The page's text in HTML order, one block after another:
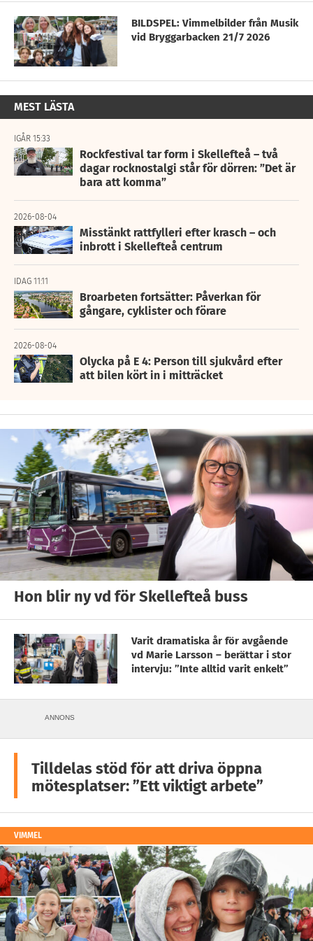
BILDSPEL: Vimmelbilder från Musik
vid Bryggarbacken 21/7 2026
MEST LÄSTA
IGÅR 15:33
Rockfestival tar form i Skellefteå – två
dagar rocknostalgi står för dörren: ”Det är
bara att komma”
2026-08-04
Misstänkt rattfylleri efter krasch – och
inbrott i Skellefteå centrum
IDAG 11:11
Broarbeten fortsätter: Påverkan för
gångare, cyklister och förare
2026-08-04
Olycka på E 4: Person till sjukvård efter
att bilen kört in i mitträcket
Hon blir ny vd för Skellefteå buss
Varit dramatiska år för avgående
vd Marie Larsson – berättar i stor
intervju: ”Inte alltid varit enkelt”
ANNONS
Tilldelas stöd för att driva öppna
mötesplatser: ”Ett viktigt arbete”
VIMMEL